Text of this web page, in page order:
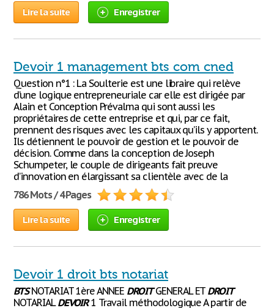
Lire la suite Enregistrer
Devoir 1 management bts com cned
Question n°1 : La Soulterie est une libraire qui relève
d’une logique entrepreneuriale car elle est dirigée par
Alain et Conception Prévalma qui sont aussi les
propriétaires de cette entreprise et qui, par ce fait,
prennent des risques avec les capitaux qu’ils y apportent.
Ils détiennent le pouvoir de gestion et le pouvoir de
décision. Comme dans la conception de Joseph
Schumpeter, le couple de dirigeants fait preuve
d’innovation en élargissant sa clientèle avec de la
786 Mots / 4 Pages
Lire la suite Enregistrer
Devoir 1 droit bts notariat
BTSNOTARIAT 1ère ANNEE DROITGENERAL ET DROIT
NOTARIALDEVOIR1 Travail méthodologique A partir de